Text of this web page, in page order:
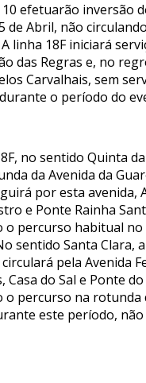
10 efetuarão inversão
de Abril, não
linha 18F iniciará
das Regras e, no
Carvalhais, sem
o período do
no sentido Quinta
da Avenida da
por esta avenida,
e Ponte Rainha
o percurso habitual no
sentido Santa Clara,
pela Avenida
Casa do Sal e Ponte do
o percurso na rotunda
este período,